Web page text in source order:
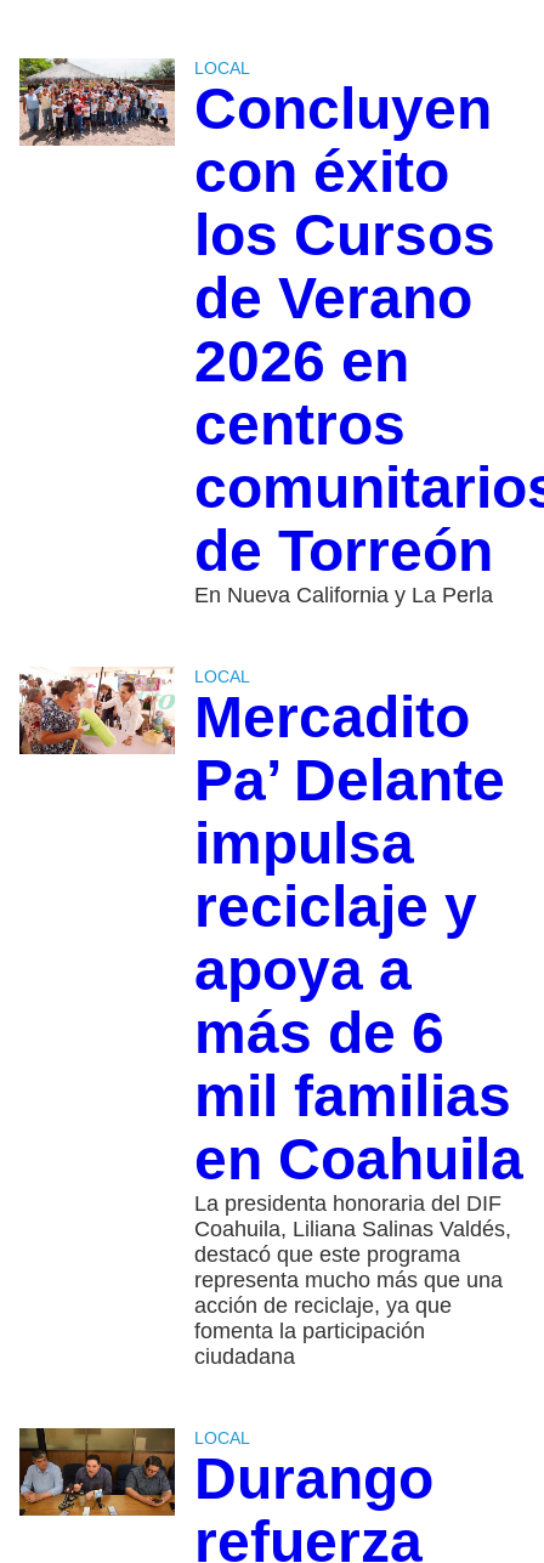
LOCAL
Concluyen
con éxito
los Cursos
de Verano
2026 en
centros
de Torreón
En Nueva California y La Perla
LOCAL
Mercadito
Pa’ Delante
impulsa
reciclaje y
apoya a
más de 6
mil familias
en Coahuila
La presidenta honoraria del DIF
Coahuila, Liliana Salinas Valdés,
destacó que este programa
representa mucho más que una
acción de reciclaje, ya que
fomenta la participación
ciudadana
LOCAL
Durango
refuerza